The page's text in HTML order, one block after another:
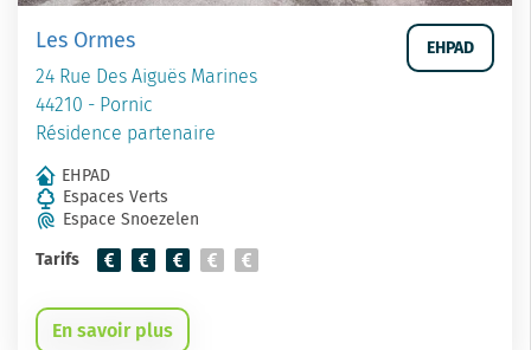
Les Ormes
24 Rue Des Aiguës Marines
44210 - Pornic
Résidence partenaire
EHPAD
EHPAD
Espaces Verts
Espace Snoezelen
Tarifs
En savoir plus